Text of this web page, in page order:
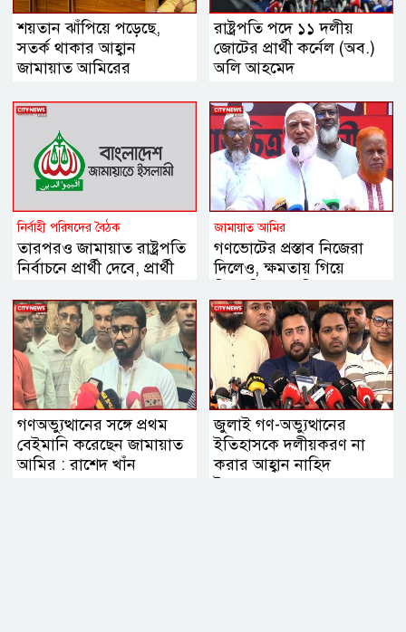
শয়তান ঝাঁপিয়ে পড়েছে,
সতর্ক থাকার আহ্বান
জামায়াত আমিরের
রাষ্ট্রপতি পদে ১১ দলীয়
জোটের প্রার্থী কর্নেল (অব.)
অলি আহমেদ
নির্বাহী পরিষদের বৈঠক
তারপরও জামায়াত রাষ্ট্রপতি
নির্বাচনে প্রার্থী দেবে, প্রার্থী
জামায়াত আমির
গণভোটের প্রস্তাব নিজেরা
দিলেও, ক্ষমতায় গিয়ে
গিয়েছে
গণঅভ্যুত্থানের সঙ্গে প্রথম
বেইমানি করেছেন জামায়াত
আমির : রাশেদ খাঁন
জুলাই গণ-অভ্যুত্থানের
ইতিহাসকে দলীয়করণ না
করার আহ্বান নাহিদ
ইসলামের